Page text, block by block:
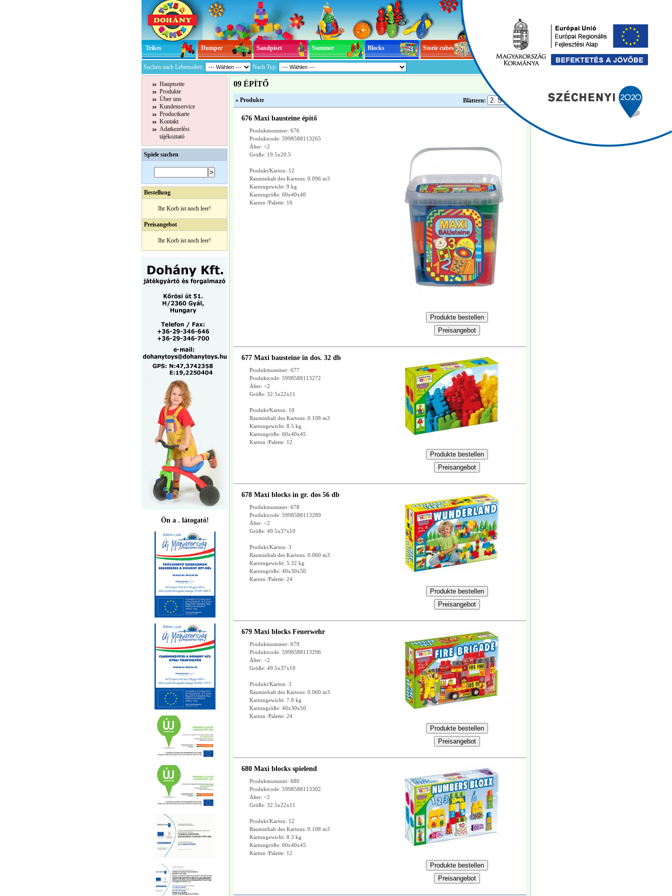
Trikes Dumper Sandpiset Summer Blocks Storie cubes
Suchen nach Lebensalter: Nach Typ:
Hauptseite
Produkte
Über uns
Kundenservice
Productkarte
Kontakt
Adatkezelési
tájékoztató
Spiele suchen
Bestellung
Ihr Korb ist noch leer!
Preisangebot
Ihr Korb ist noch leer!
Ön a . látogató!
09 ÉPÍTŐ
» Produkte Blättern:
676 Maxi bausteine építő
Produktnummer: 676
Produktcode: 5998588113265
Älter: <2
Größe: 19.5x20.5
Produkt/Karton: 12
Rauminhalt des Kartons: 0.096 m3
Kartongewicht: 9 kg
Kartongröße: 60x40x40
Karton /Palette: 16
677 Maxi bausteine in dos. 32 db
Produktnummer: 677
Produktcode: 5998588113272
Älter: <2
Größe: 32.5x22x11
Produkt/Karton: 10
Rauminhalt des Kartons: 0.108 m3
Kartongewicht: 8.5 kg
Kartongröße: 60x40x45
Karton /Palette: 12
678 Maxi blocks in gr. dos 56 db
Produktnummer: 678
Produktcode: 5998588113289
Älter: <2
Größe: 49.5x37x10
Produkt/Karton: 3
Rauminhalt des Kartons: 0.060 m3
Kartongewicht: 5.32 kg
Kartongröße: 40x30x50
Karton /Palette: 24
679 Maxi blocks Feuerwehr
Produktnummer: 679
Produktcode: 5998588113296
Älter: <2
Größe: 49.5x37x10
Produkt/Karton: 3
Rauminhalt des Kartons: 0.060 m3
Kartongewicht: 7.8 kg
Kartongröße: 40x30x50
Karton /Palette: 24
680 Maxi blocks spielend
Produktnummer: 680
Produktcode: 5998588113302
Älter: <2
Größe: 32.5x22x11
Produkt/Karton: 12
Rauminhalt des Kartons: 0.108 m3
Kartongewicht: 8.3 kg
Kartongröße: 60x40x45
Karton /Palette: 12